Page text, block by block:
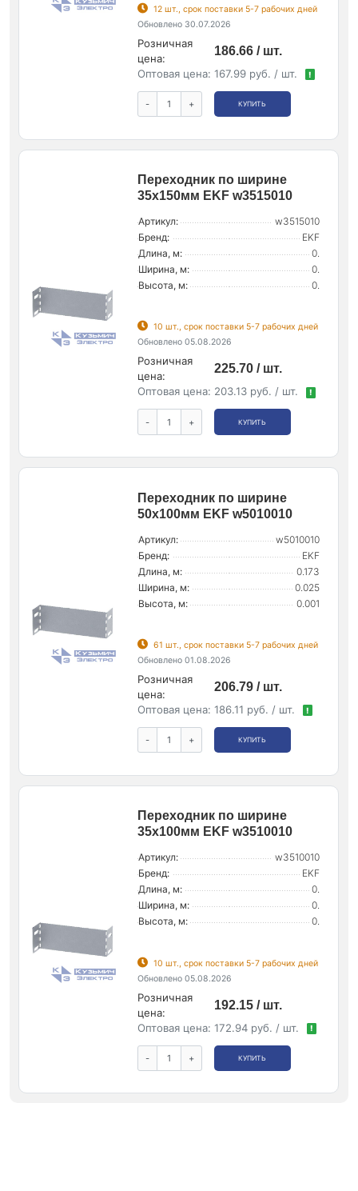
12 шт., срок поставки 5-7 рабочих дней
Обновлено 30.07.2026
Розничная
цена:
186.66 / шт.
Оптовая цена: 167.99 руб. / шт. !
- + КУПИТЬ
Переходник по ширине
35х150мм EKF w3515010
Артикул:
w3515010
Бренд:
EKF
Длина, м:
0.
Ширина, м:
0.
Высота, м:
0.
10 шт., срок поставки 5-7 рабочих дней
Обновлено 05.08.2026
Розничная
цена:
225.70 / шт.
Оптовая цена: 203.13 руб. / шт. !
- + КУПИТЬ
Переходник по ширине
50х100мм EKF w5010010
Артикул:
w5010010
Бренд:
EKF
Длина, м:
0.173
Ширина, м:
0.025
Высота, м:
0.001
61 шт., срок поставки 5-7 рабочих дней
Обновлено 01.08.2026
Розничная
цена:
206.79 / шт.
Оптовая цена: 186.11 руб. / шт. !
- + КУПИТЬ
Переходник по ширине
35х100мм EKF w3510010
Артикул:
w3510010
Бренд:
EKF
Длина, м:
0.
Ширина, м:
0.
Высота, м:
0.
10 шт., срок поставки 5-7 рабочих дней
Обновлено 05.08.2026
Розничная
цена:
192.15 / шт.
Оптовая цена: 172.94 руб. / шт. !
- + КУПИТЬ